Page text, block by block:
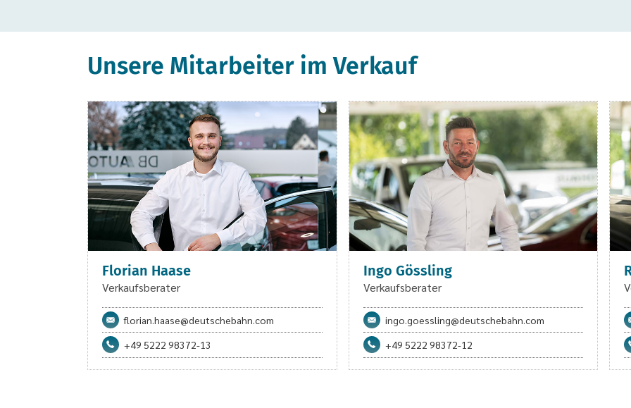
Unsere Mitarbeiter im Verkauf
Florian Haase
Verkaufsberater
florian.haase@deutschebahn.com
+49 5222 98372-13
Ingo Gössling
Verkaufsberater
ingo.goessling@deutschebahn.com
+49 5222 98372-12